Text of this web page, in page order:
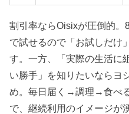
割引率ならOisixが圧倒的。
で試せるので「お試しだけ
す。一方、「実際の生活に
い勝手」を知りたいならヨ
め。毎日届く→調理→食べ
で、継続利用のイメージが